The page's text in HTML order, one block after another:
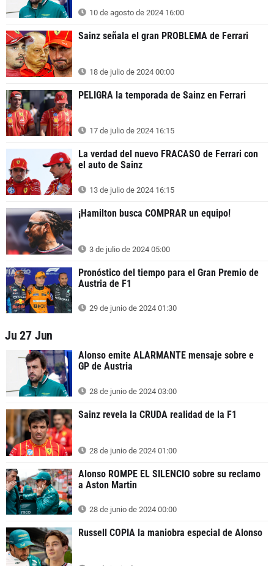
10 de agosto de 2024 16:00
Sainz señala el gran PROBLEMA de Ferrari
18 de julio de 2024 00:00
PELIGRA la temporada de Sainz en Ferrari
17 de julio de 2024 16:15
La verdad del nuevo FRACASO de Ferrari con
el auto de Sainz
13 de julio de 2024 16:15
¡Hamilton busca COMPRAR un equipo!
3 de julio de 2024 05:00
Pronóstico del tiempo para el Gran Premio de
Austria de F1
29 de junio de 2024 01:30
Ju 27 Jun
Alonso emite ALARMANTE mensaje sobre e
GP de Austria
28 de junio de 2024 03:00
Sainz revela la CRUDA realidad de la F1
28 de junio de 2024 01:00
Alonso ROMPE EL SILENCIO sobre su reclamo
a Aston Martin
28 de junio de 2024 00:00
Russell COPIA la maniobra especial de Alonso